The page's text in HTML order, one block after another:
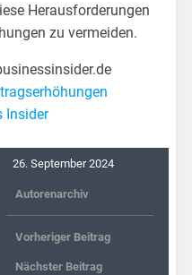
Herausforderungen
zu vermeiden.
Insider
26. September 2024
Autorenarchiv
Vorheriger Beitrag
Nächster Beitrag